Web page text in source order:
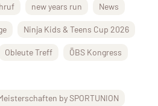
new years run News
Ninja Kids & Teens Cup 2026
Obleute Treff ÖBS Kongress
by SPORTUNION